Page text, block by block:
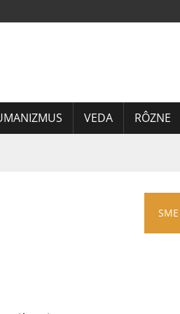
VEDA RÔZNE
2026 – 3.
2026 – 2.